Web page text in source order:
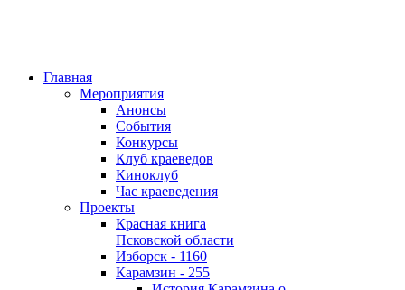
Главная
Мероприятия
Анонсы
События
Конкурсы
Клуб краеведов
Киноклуб
Час краеведения
Проекты
Красная книга
Псковской области
Изборск - 1160
Карамзин - 255